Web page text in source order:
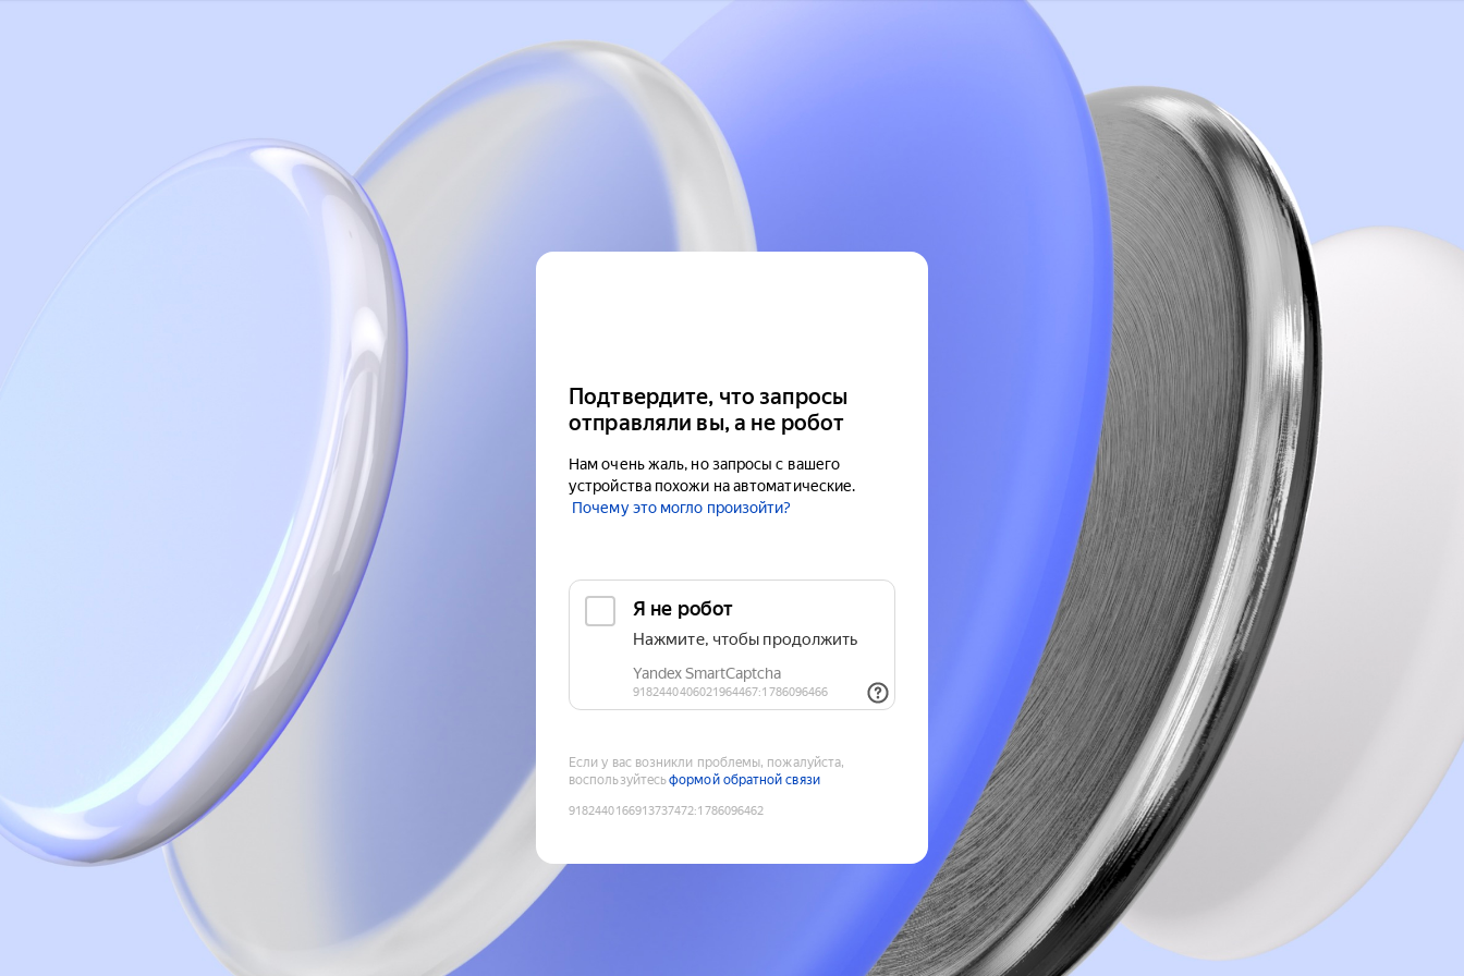
Подтвердите, что запросы
отправляли вы, а не робот
Нам очень жаль, но запросы с вашего
устройства похожи на автоматические.
Почему это могло произойти?
Если у вас возникли проблемы, пожалуйста,
воспользуйтесьформой обратной связи
9182440166913737472:1786096462